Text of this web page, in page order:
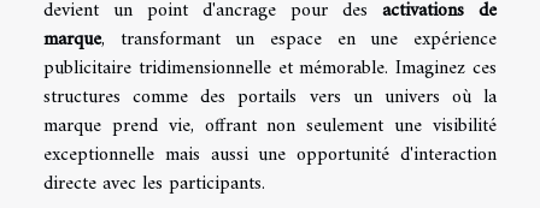
devient un point d'ancrage pour des activations de
marque, transformant un espace en une expérience
publicitaire tridimensionnelle et mémorable. Imaginez ces
structures comme des portails vers un univers où la
marque prend vie, offrant non seulement une visibilité
exceptionnelle mais aussi une opportunité d'interaction
directe avec les participants.